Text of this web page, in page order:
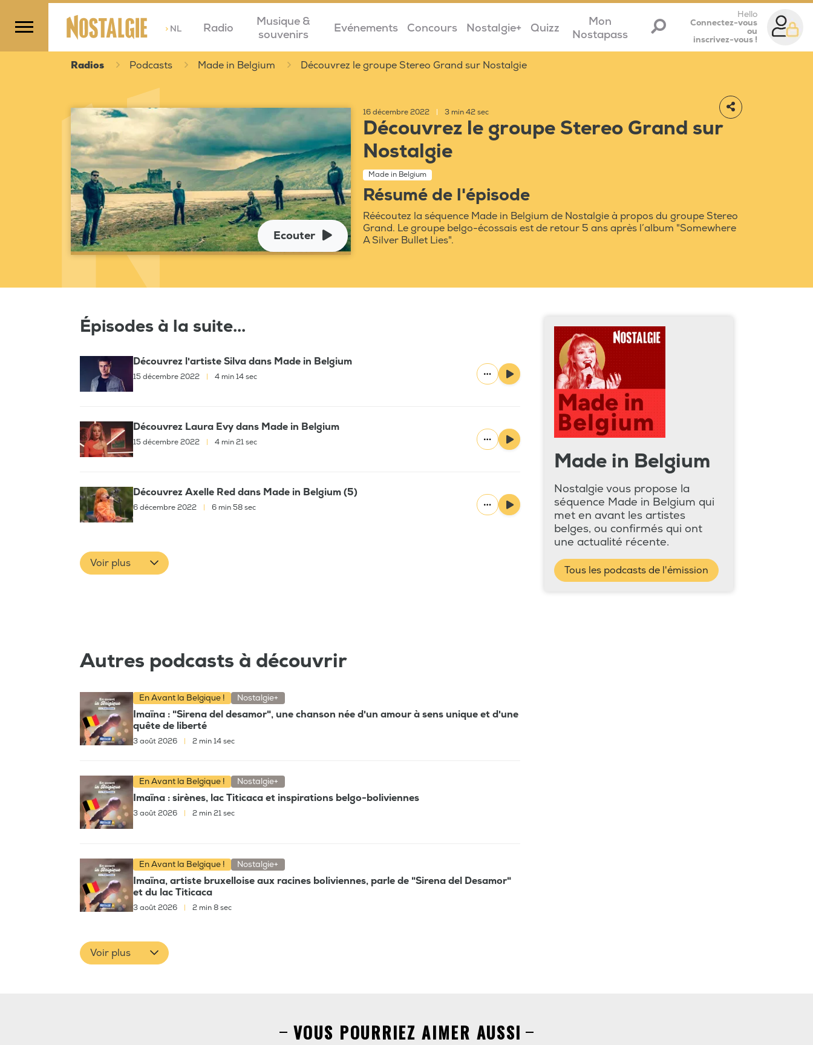
>NL Radio
Musique &
souvenirs
Evénements Concours Nostalgie+ Quizz
Mon
Nostapass
Hello
Connectez-vous
ou
inscrivez-vous !
Radios Podcasts Made in Belgium Découvrez le groupe Stereo Grand sur Nostalgie
Ecouter
16 décembre 2022 3 min 42 sec
Découvrez le groupe Stereo Grand sur
Nostalgie
Made in Belgium
Résumé de l'épisode
Réécoutez la séquence Made in Belgium de Nostalgie à propos du groupe Stereo
Grand. Le groupe belgo-écossais est de retour 5 ans après l’album "Somewhere
A Silver Bullet Lies".
Épisodes à la suite...
Découvrez l'artiste Silva dans Made in Belgium
15 décembre 2022 4 min 14 sec
Découvrez Laura Evy dans Made in Belgium
15 décembre 2022 4 min 21 sec
Découvrez Axelle Red dans Made in Belgium (5)
6 décembre 2022 6 min 58 sec
Voir plus
Made in Belgium
Nostalgie vous propose la
séquence Made in Belgium qui
met en avant les artistes
belges, ou confirmés qui ont
une actualité récente.
Tous les podcasts de l'émission
Autres podcasts à découvrir
En Avant la Belgique ! Nostalgie+
Imaïna : "Sirena del desamor", une chanson née d'un amour à sens unique et d'une
quête de liberté
3 août 2026 2 min 14 sec
En Avant la Belgique ! Nostalgie+
Imaïna : sirènes, lac Titicaca et inspirations belgo-boliviennes
3 août 2026 | 2 min 21 sec
En Avant la Belgique ! Nostalgie+
Imaïna, artiste bruxelloise aux racines boliviennes, parle de "Sirena del Desamor"
et du lac Titicaca
3 août 2026 | 2 min 8 sec
Voir plus
VOUS POURRIEZ AIMER AUSSI